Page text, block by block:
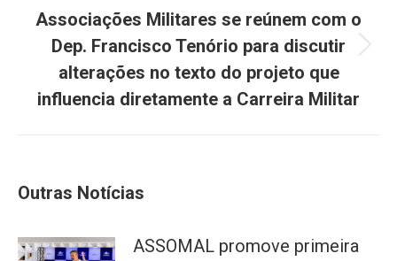
Próximo
post:
Associações Militares se reúnem com o
Dep. Francisco Tenório para discutir
alterações no texto do projeto que
influencia diretamente a Carreira Militar
Outras Notícias
ASSOMAL promove primeira